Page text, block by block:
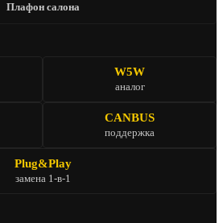
Плафон салона
W5W
аналог
CANBUS
поддержка
Plug&Play
замена 1-в-1